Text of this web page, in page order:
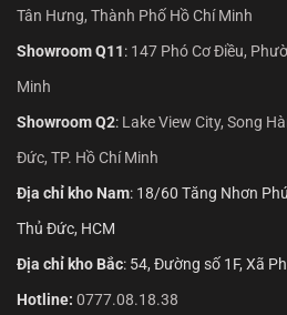
Tân Hưng, Thành Phố Hồ Chí Minh
Showroom Q11: 147 Phó Cơ Điều,
Minh
Showroom Q2: Lake View City, Song
Đức, TP. Hồ Chí Minh
Địa chỉ kho Nam: 18/60 Tăng Nhơn
Thủ Đức, HCM
Địa chỉ kho Bắc: 54, Đường số 1F, Xã
Hotline: 0777.08.18.38